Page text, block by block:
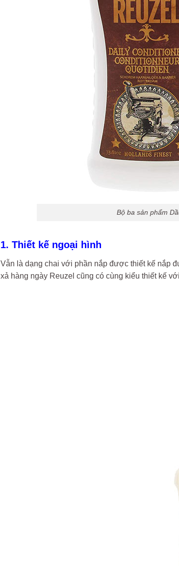
Bộ ba sản phẩm
1. Thiết kế ngoại hình
Vẫn là dạng chai với phần nắp được thiết kế nắp
xả hàng ngày Reuzel cũng có cùng kiểu thiết kế